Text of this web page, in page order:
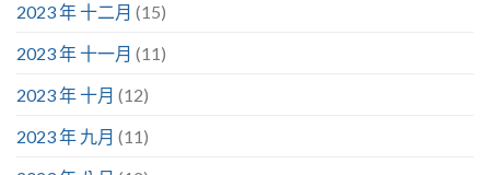
2023 年 十二月 (15)
2023 年 十一月 (11)
2023 年 十月 (12)
2023 年 九月 (11)